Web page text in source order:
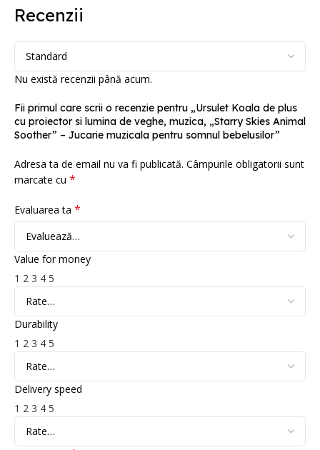
Recenzii
Nu există recenzii până acum.
Fii primul care scrii o recenzie pentru „Ursulet Koala de plus
cu proiector si lumina de veghe, muzica, „Starry Skies Animal
Soother” – Jucarie muzicala pentru somnul bebelusilor”
Adresa ta de email nu va fi publicată. Câmpurile obligatorii sunt
marcate cu *
Evaluarea ta *
Value for money
1 2 3 4 5
Durability
1 2 3 4 5
Delivery speed
1 2 3 4 5